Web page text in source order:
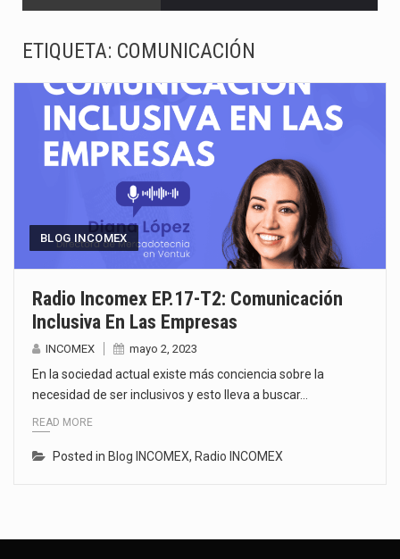
El gobierno de Estados Unidos anunciará un arancel del 15 % sobre los productos fabricados…
El derecho a la previsibilidad de los horarios de trabajo en turnos rotativos podría ser…
La industria manufacturera de exportación afiliada a Index en Nuevo León ha alcanzado hasta 10%…
ETIQUETA: COMUNICACIÓN
BLOG INCOMEX
Radio Incomex EP.17-T2: Comunicación
Inclusiva En Las Empresas
INCOMEX mayo 2, 2023
En la sociedad actual existe más conciencia sobre la
necesidad de ser inclusivos y esto lleva a buscar…
READ MORE
Posted in Blog INCOMEX, Radio INCOMEX